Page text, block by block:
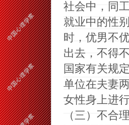
社会中，同
就业中的性
时，优男不
出去，不得
国家有关规
单位在夫妻
女性身上进
（三）不合